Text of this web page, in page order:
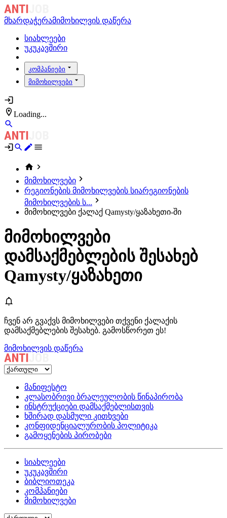
მხარდაჭერამიმოხილვის დაწერა
სიახლეები
უკუკავშირი
კომპანიები
მიმოხილვები
Loading...
მიმოხილვები
რეგიონების მიმოხილვების სიარეგიონების
მიმოხილვების ს...
მიმოხილვები ქალაქ Qamysty/ყაზახეთი-ში
მიმოხილვები
დამსაქმებლების შესახებ
Qamysty/ყაზახეთი
ჩვენ არ გვაქვს მიმოხილვები თქვენი ქალაქის
დამსაქმებლების შესახებ. გამოსწორეთ ეს!
მიმოხილვის დაწერა
მანიფესტო
კლასობრივი ბრალეულობის წინაპირობა
ინსტრუქციები დამსაქმებლისთვის
ხშირად დასმული კითხვები
კონფიდენციალურობის პოლიტიკა
გამოყენების პირობები
სიახლეები
უკუკავშირი
ბიბლიოთეკა
კომპანიები
მიმოხილვები